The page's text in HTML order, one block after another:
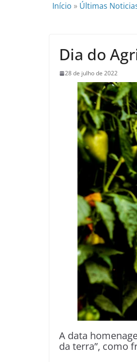
Início » Últimas
Dia do
28 de julho de 2022
A data
da terra”, como